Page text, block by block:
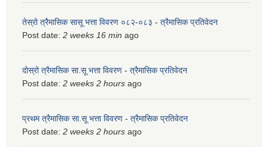
तेस्रो त्रैमासिक सासू भत्ता विवरण ०८२-०८३ - त्रैमासिक प्रतिवेदन
Post date: 2 weeks 16 min ago
दोस्रो त्रैमासिक सा.सू भत्ता विवरण - त्रैमासिक प्रतिवेदन
Post date: 2 weeks 2 hours ago
प्रथम त्रैमासिक सा.सू भत्ता विवरण - त्रैमासिक प्रतिवेदन
Post date: 2 weeks 2 hours ago